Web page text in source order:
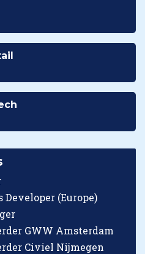
Developer (Europe)
GWW Amsterdam
Civiel Nijmegen